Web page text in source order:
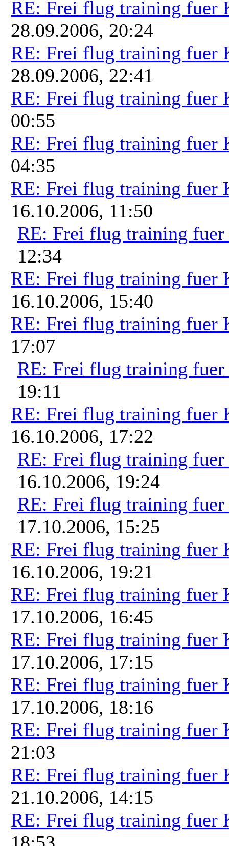
RE: Frei flug training fuer
28.09.2006, 20:24
RE: Frei flug training fuer
28.09.2006, 22:41
RE: Frei flug training fuer
00:55
RE: Frei flug training fuer
04:35
RE: Frei flug training fuer
16.10.2006, 11:50
RE: Frei flug training fuer
12:34
RE: Frei flug training fuer
16.10.2006, 15:40
RE: Frei flug training fuer
17:07
RE: Frei flug training fuer
19:11
RE: Frei flug training fuer
16.10.2006, 17:22
RE: Frei flug training fuer
16.10.2006, 19:24
RE: Frei flug training fuer
17.10.2006, 15:25
RE: Frei flug training fuer
16.10.2006, 19:21
RE: Frei flug training fuer
17.10.2006, 16:45
RE: Frei flug training fuer
17.10.2006, 17:15
RE: Frei flug training fuer
17.10.2006, 18:16
RE: Frei flug training fuer
21:03
RE: Frei flug training fuer
21.10.2006, 14:15
RE: Frei flug training fuer